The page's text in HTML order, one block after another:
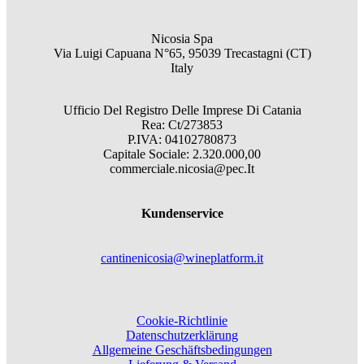
Nicosia Spa
Via Luigi Capuana N°65, 95039 Trecastagni (CT)
Italy
Ufficio Del Registro Delle Imprese Di Catania
Rea: Ct/273853
P.IVA: 04102780873
Capitale Sociale: 2.320.000,00
commerciale.nicosia@pec.It
Kundenservice
cantinenicosia@wineplatform.it
Cookie-Richtlinie
Datenschutzerklärung
Allgemeine Geschäftsbedingungen